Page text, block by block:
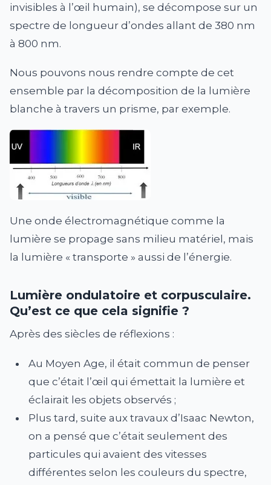
invisibles à l’œil humain), se décompose sur un
spectre de longueur d’ondes allant de 380 nm
à 800 nm.
Nous pouvons nous rendre compte de cet
ensemble par la décomposition de la lumière
blanche à travers un prisme, par exemple.
Une onde électromagnétique comme la
lumière se propage sans milieu matériel, mais
la lumière « transporte » aussi de l’énergie.
Lumière ondulatoire et corpusculaire.
Qu’est ce que cela signifie ?
Après des siècles de réflexions :
Au Moyen Age, il était commun de penser
que c’était l’œil qui émettait la lumière et
éclairait les objets observés ;
Plus tard, suite aux travaux d’Isaac Newton,
on a pensé que c’était seulement des
particules qui avaient des vitesses
différentes selon les couleurs du spectre,